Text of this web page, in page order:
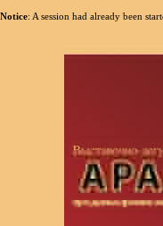
Notice: A session had already been